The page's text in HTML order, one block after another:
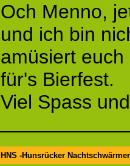
Och Menno,
und ich bin
amüsiert
für's Bierfest.
Viel Spass
HNS -Hunsrücker Nachtschwärmer